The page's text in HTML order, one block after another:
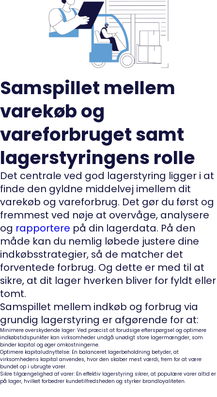
Samspillet mellem
varekøb og
vareforbruget samt
lagerstyringens rolle
Det centrale ved god lagerstyring ligger i at
finde den gyldne middelvej imellem dit
varekøb og vareforbrug. Det gør du først og
fremmest ved nøje at overvåge, analysere
og rapportere på din lagerdata. På den
måde kan du nemlig løbede justere dine
indkøbsstrategier, så de matcher det
forventede forbrug. Og dette er med til at
sikre, at dit lager hverken bliver for fyldt eller
tomt.
Samspillet mellem indkøb og forbrug via
grundig lagerstyring er afgørende for at:
Minimere overskydende lager: Ved præcist at forudsige efterspørgsel og optimere
indkøbstidspunkter kan virksomheder undgå unødigt store lagermængder, som
binder kapital og øger omkostningerne.
Optimere kapitaludnyttelse: En balanceret lagerbeholdning betyder, at
virksomhedens kapital anvendes, hvor den skaber mest værdi, frem for at være
bundet op i ubrugte varer.
Sikre tilgængelighed af varer: En effektiv lagerstyring sikrer, at populære varer altid er
på lager, hvilket forbedrer kundetilfredsheden og styrker brandloyaliteten.